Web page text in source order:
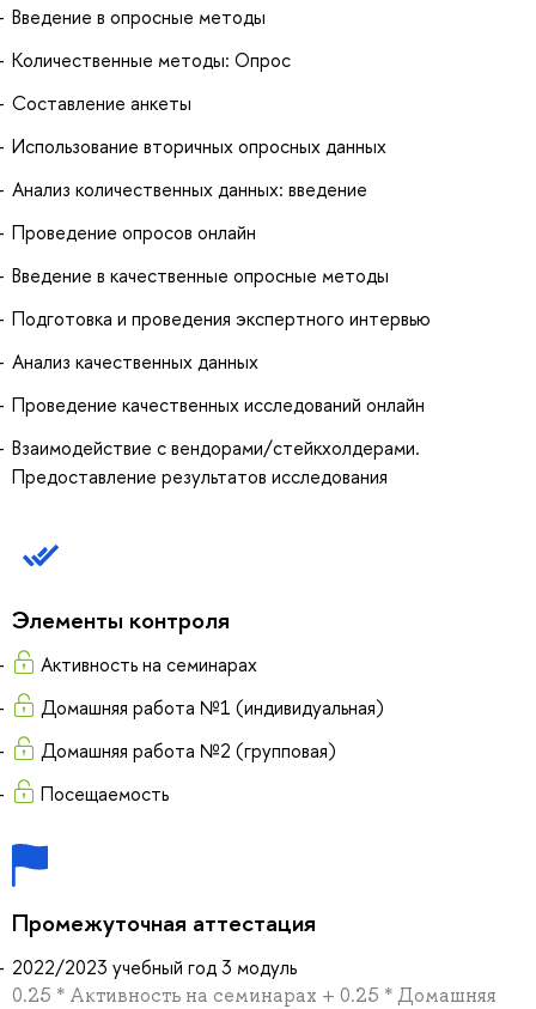
Введение в опросные методы
Количественные методы: Опрос
Составление анкеты
Использование вторичных опросных данных
Анализ количественных данных: введение
Проведение опросов онлайн
Введение в качественные опросные методы
Подготовка и проведения экспертного интервью
Анализ качественных данных
Проведение качественных исследований онлайн
Взаимодействие с вендорами/стейкхолдерами.
Предоставление результатов исследования
Элементы контроля
Активность на семинарах
Домашняя работа №1 (индивидуальная)
Домашняя работа №2 (групповая)
Посещаемость
Промежуточная аттестация
2022/2023 учебный год 3 модуль
0.25 * Активность на семинарах + 0.25 * Домашняя